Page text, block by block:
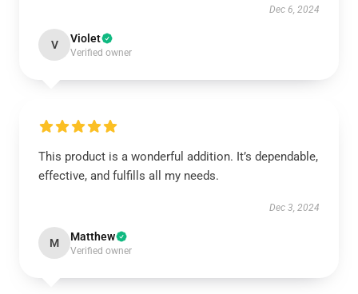
Dec 6, 2024
V Violet
Verified owner
This product is a wonderful addition. It’s dependable,
effective, and fulfills all my needs.
Dec 3, 2024
M Matthew
Verified owner